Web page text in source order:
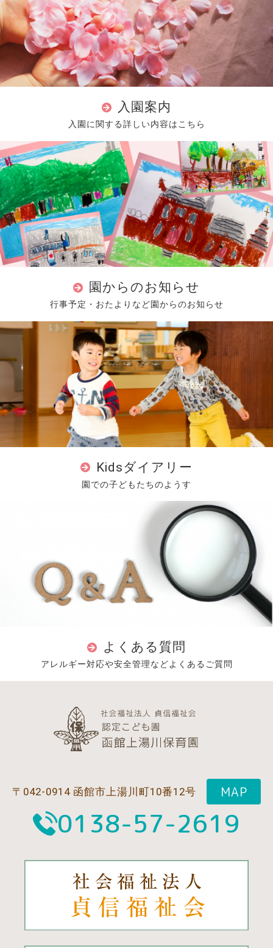
入園案内
入園に関する詳しい内容はこちら
園からのお知らせ
行事予定・おたよりなど園からのお知らせ
Kidsダイアリー
園での子どもたちのようす
よくある質問
アレルギー対応や安全管理などよくあるご質問
〒042-0914 函館市上湯川町10番12号 MAP
0138-57-2619